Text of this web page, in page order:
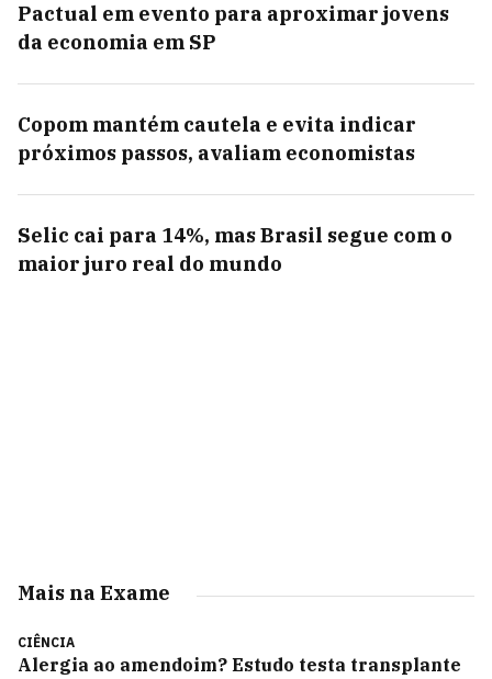
Pactual em evento para aproximar jovens
da economia em SP
Copom mantém cautela e evita indicar
próximos passos, avaliam economistas
Selic cai para 14%, mas Brasil segue com o
maior juro real do mundo
Mais na Exame
CIÊNCIA
Alergia ao amendoim? Estudo testa transplante